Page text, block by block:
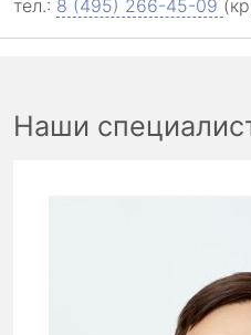
тел.: 8 (495) 266-45-09
Наши